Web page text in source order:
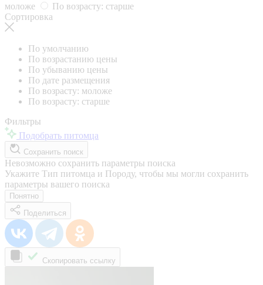
моложе
По возрасту: старше
Сортировка
По умолчанию
По возрастанию цены
По убыванию цены
По дате размещения
По возрасту: моложе
По возрасту: старше
Фильтры
Подобрать питомца
Сохранить поиск
Невозможно сохранить параметры поиска
Укажите Тип питомца и Породу, чтобы мы могли сохранить
параметры вашего поиска
Понятно
Поделиться
Скопировать ссылку